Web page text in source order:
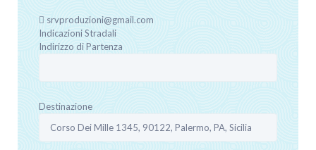
srvproduzioni@gmail.com
Indicazioni Stradali
Indirizzo di Partenza
Destinazione